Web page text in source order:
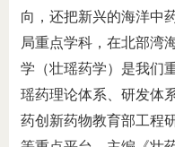
向，还把新兴的海洋中
局重点学科，在北部湾
学（壮瑶药学）是我们
瑶药理论体系、研发体
药创新药物教育部工程